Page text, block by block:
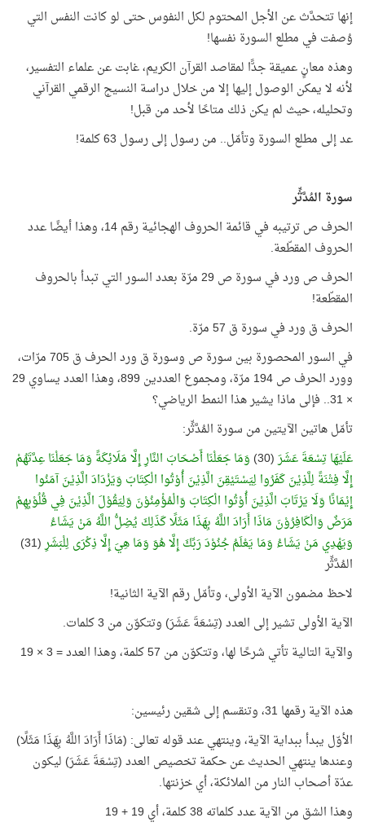
إنها تتحدَّث عن الأجل المحتوم لكل النفوس حتى لو كانت النفس التي
وُصفت في مطلع السورة نفسها!
وهذه معانٍ عميقة جدًّا لمقاصد القرآن الكريم، غابت عن علماء التفسير،
لأنه لا يمكن الوصول إليها إلا من خلال دراسة النسيج الرقمي القرآني
وتحليله، حيث لم يكن ذلك متاحًا لأحد من قبل!
عد إلى مطلع السورة وتأمّل.. من رسول إلى رسول 63 كلمة!
سورة المُدَّثِّر
الحرف ص ترتيبه في قائمة الحروف الهجائية رقم 14، وهذا أيضًا عدد
الحروف المقطّعة.
الحرف ص ورد في سورة ص 29 مرّة بعدد السور التي تبدأ بالحروف
المقطّعة!
الحرف ق ورد في سورة ق 57 مرّة.
في السور المحصورة بين سورة ص وسورة ق ورد الحرف ق 705 مرّات،
وورد الحرف ص 194 مرّة، ومجموع العددين 899، وهذا العدد يساوي 29
× 31.. فإلى ماذا يشير هذا النمط الرياضي؟
تأمّل هاتين الآيتين من سورة المُدَّثِّر:
عَلَيْهَا تِسْعَةَ عَشَرَ(30)
وَمَا جَعَلْنَا أَصْحَابَ النَّارِ إِلَّا مَلَائِكَةً وَمَا جَعَلْنَا عِدَّتَهُمْ
إِلَّا فِتْنَةً لِلَّذِيْنَ كَفَرُوا لِيَسْتَيْقِنَ الَّذِيْنَ أُوْتُوا الْكِتَابَ وَيَزْدَادَ الَّذِيْنَ آمَنُوا
إِيْمَانًا وَلَا يَرْتَابَ الَّذِيْنَ أُوْتُوا الْكِتَابَ وَالْمُؤْمِنُوْنَ وَلِيَقُوْلَ الَّذِيْنَ فِي قُلُوْبِهِمْ
مَرَضٌ وَالْكَافِرُوْنَ مَاذَا أَرَادَ اللَّهُ بِهَذَا مَثَلًا كَذَلِكَ يُضِلُّ اللَّهُ مَنْ يَشَاءُ
وَيَهْدِي مَنْ يَشَاءُ وَمَا يَعْلَمُ جُنُوْدَ رَبِّكَ إِلَّا هُوَ وَمَا هِيَ إِلَّا ذِكْرَى لِلْبَشَرِ
(31)
المُدَّثِّر
لاحظ مضمون الآية الأولى، وتأمّل رقم الآية الثانية!
الآية الأولى تشير إلى العدد (تِسْعَةَ عَشَرَ) وتتكوّن من 3 كلمات.
والآية التالية تأتي شرحًا لها، وتتكوّن من 57 كلمة، وهذا العدد = 3 × 19
هذه الآية رقمها 31، وتنقسم إلى شقين رئيسين:
الأوّل يبدأ ببداية الآية، وينتهي عند قوله تعالى: (مَاذَا أَرَادَ اللَّهُ بِهَذَا مَثَلًا)
وعندها ينتهي الحديث عن حكمة تخصيص العدد (تِسْعَةَ عَشَرَ) ليكون
عدّة أصحاب النار من الملائكة، أي خزنتها.
وهذا الشق من الآية عدد كلماته 38 كلمة، أي 19 + 19